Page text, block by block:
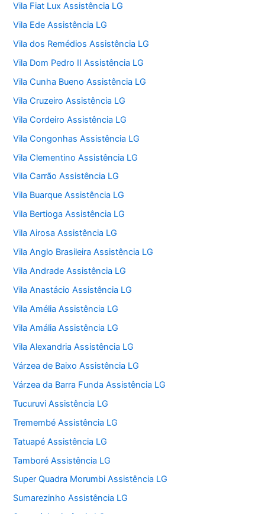
Vila Fiat Lux Assistência LG
Vila Ede Assistência LG
Vila dos Remédios Assistência LG
Vila Dom Pedro II Assistência LG
Vila Cunha Bueno Assistência LG
Vila Cruzeiro Assistência LG
Vila Cordeiro Assistência LG
Vila Congonhas Assistência LG
Vila Clementino Assistência LG
Vila Carrão Assistência LG
Vila Buarque Assistência LG
Vila Bertioga Assistência LG
Vila Airosa Assistência LG
Vila Anglo Brasileira Assistência LG
Vila Andrade Assistência LG
Vila Anastácio Assistência LG
Vila Amélia Assistência LG
Vila Amália Assistência LG
Vila Alexandria Assistência LG
Várzea de Baixo Assistência LG
Várzea da Barra Funda Assistência LG
Tucuruvi Assistência LG
Tremembé Assistência LG
Tatuapé Assistência LG
Tamboré Assistência LG
Super Quadra Morumbi Assistência LG
Sumarezinho Assistência LG